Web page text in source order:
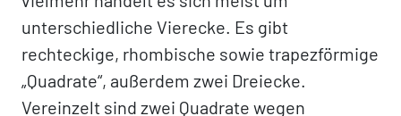
unterschiedliche Vierecke. Es gibt
rechteckige, rhombische sowie trapezförmige
„Quadrate“, außerdem zwei Dreiecke.
Vereinzelt sind zwei Quadrate wegen